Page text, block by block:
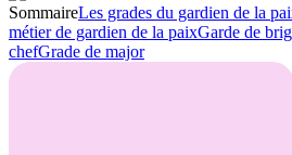
SommaireLes grades du gardien de la
métier de gardien de la paixGarde de
chefGrade de major